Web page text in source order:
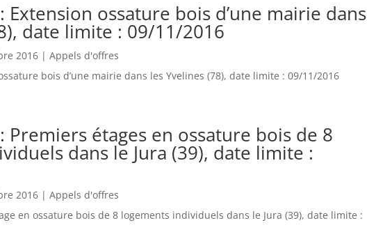
Extension ossature bois d’une mairie dans
date limite : 09/11/2016
2016 |Appels d'offres
bois d’une mairie dans les Yvelines (78), date limite : 09/11/2016
Premiers étages en ossature bois de 8
dans le Jura (39), date limite :
2016 |Appels d'offres
en ossature bois de 8 logements individuels dans le Jura (39), date limite :